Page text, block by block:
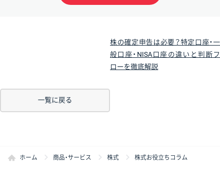
株の確定申告は必要？特定口座・一
般口座・NISA口座の違いと判断フ
ローを徹底解説
一覧に戻る
ホーム 商品・サービス 株式 株式お役立ちコラム